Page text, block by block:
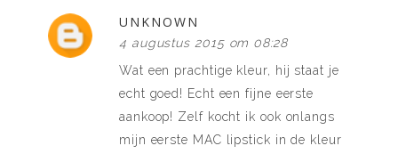
UNKNOWN
4 augustus 2015 om 08:28
Wat een prachtige kleur, hij staat je
echt goed! Echt een fijne eerste
aankoop! Zelf kocht ik ook onlangs
mijn eerste MAC lipstick in de kleur